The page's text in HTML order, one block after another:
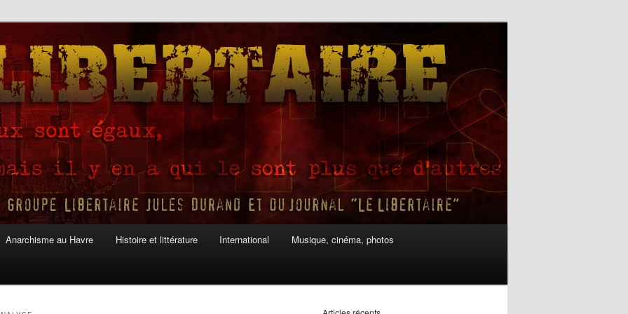
Anarchisme au Havre Histoire et littérature International Musique, cinéma, photos